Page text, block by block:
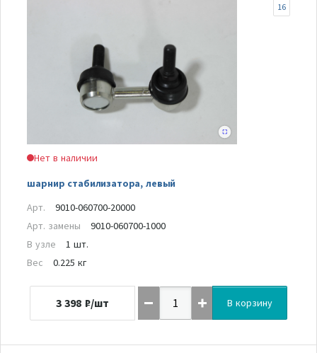
Нет в наличии
шарнир стабилизатора, левый
16
Арт.
9010-060700-20000
Арт. замены
9010-060700-1000
В узле
1 шт.
Вес
0.225 кг
3 398 ₽/шт В корзину